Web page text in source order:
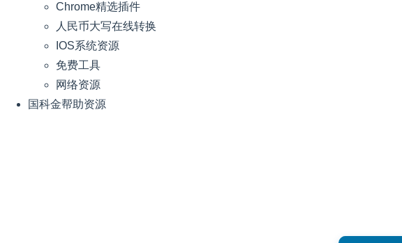
Chrome精选插件
人民币大写在线转换
IOS系统资源
免费工具
网络资源
国科金帮助资源